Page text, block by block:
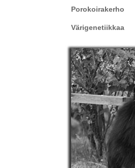
Porokoirakerho
Värigenetiikkaa